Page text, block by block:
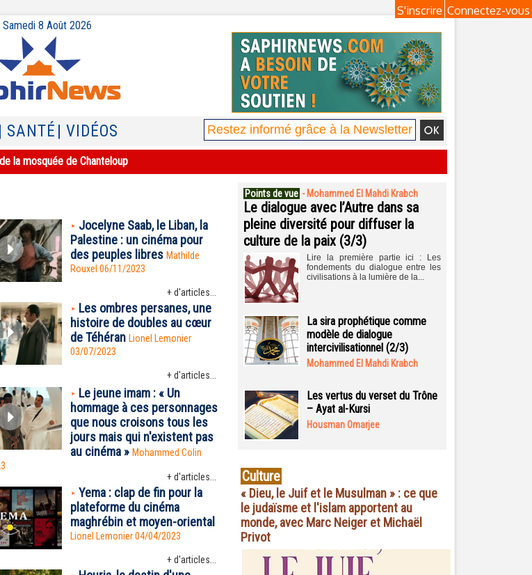
Connectez-vous
S'inscrire
Samedi 8 Août 2026
| SANTÉ | VIDÉOS
la mosquée de Chanteloup
Jocelyne Saab, le Liban, la
Palestine : un cinéma pour
des peuples libres Mathilde
Rouxel 06/11/2023
+ d'articles...
Les ombres persanes, une
histoire de doubles au cœur
de Téhéran Lionel Lemonier
03/07/2023
+ d'articles...
Le jeune imam : « Un
hommage à ces personnages
que nous croisons tous les
jours mais qui n'existent pas
au cinéma » Mohammed Colin
+ d'articles...
Yema : clap de fin pour la
plateforme du cinéma
maghrébin et moyen-oriental
Lionel Lemonier 04/04/2023
+ d'articles...
Points de vue - Mohammed El Mahdi Krabch
Le dialogue avec l’Autre dans sa
pleine diversité pour diffuser la
culture de la paix (3/3)
Lire la première partie ici : Les
fondements du dialogue entre les
civilisations à la lumière de la...
La sira prophétique comme
modèle de dialogue
intercivilisationnel (2/3)
Mohammed El Mahdi Krabch
Les vertus du verset du Trône
– Ayat al-Kursi
Housman Omarjee
Culture
« Dieu, le Juif et le Musulman » : ce que
le judaïsme et l'islam apportent au
monde, avec Marc Neiger et Michaël
Privot